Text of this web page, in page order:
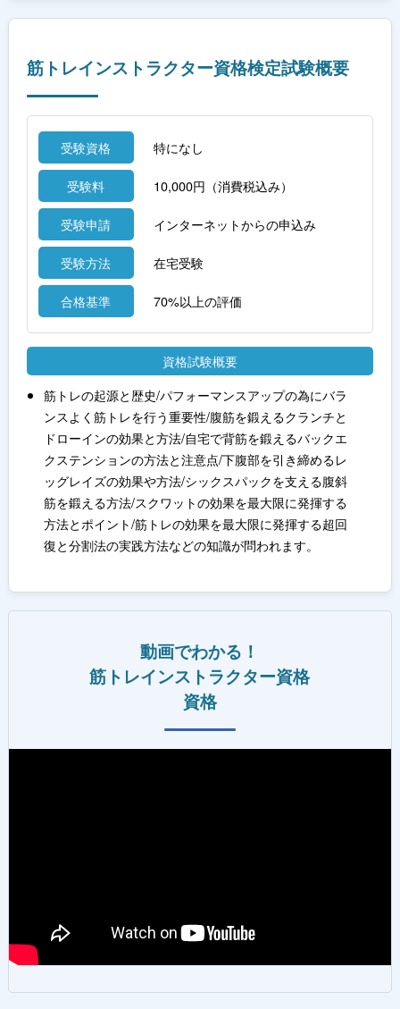
筋トレインストラクター資格検定試験概要
受験資格 特になし
受験料 10,000円（消費税込み）
受験申請 インターネットからの申込み
受験方法 在宅受験
合格基準 70%以上の評価
資格試験概要
筋トレの起源と歴史/パフォーマンスアップの為にバラ
ンスよく筋トレを行う重要性/腹筋を鍛えるクランチと
ドローインの効果と方法/自宅で背筋を鍛えるバックエ
クステンションの方法と注意点/下腹部を引き締めるレ
ッグレイズの効果や方法/シックスパックを支える腹斜
筋を鍛える方法/スクワットの効果を最大限に発揮する
方法とポイント/筋トレの効果を最大限に発揮する超回
復と分割法の実践方法などの知識が問われます。
動画でわかる！
筋トレインストラクター資格
資格